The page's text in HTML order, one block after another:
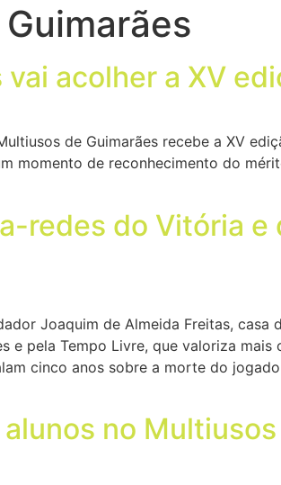
acolher a XV
de Guimarães recebe a XV
momento de reconhecimento do
redes do Vitória
Joaquim de Almeida Freitas, casa
e pela Tempo Livre, que valoriza
cinco anos sobre a morte do
no